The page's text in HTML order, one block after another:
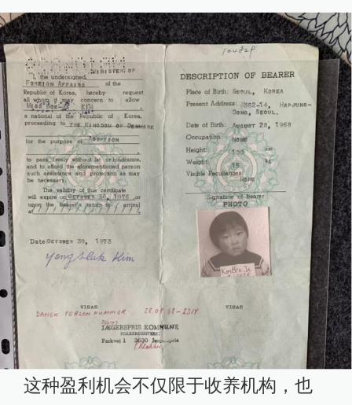
这种盈利机会不仅限于收养机构，也